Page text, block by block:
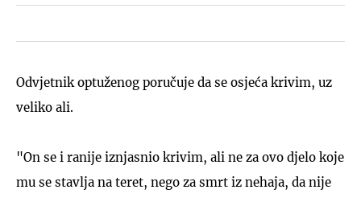
Odvjetnik optuženog poručuje da se osjeća krivim, uz
veliko ali.
"On se i ranije iznjasnio krivim, ali ne za ovo djelo koje
mu se stavlja na teret, nego za smrt iz nehaja, da nije